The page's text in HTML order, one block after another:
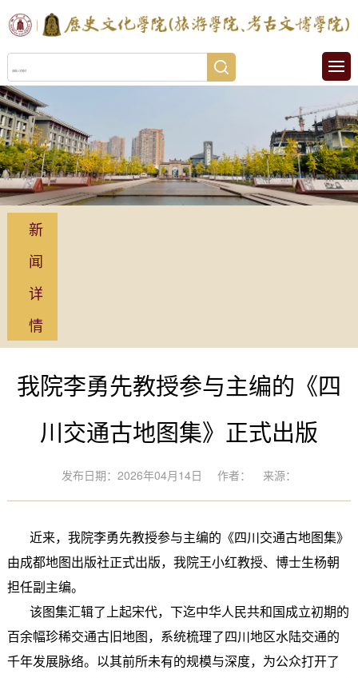
新
闻
详
情
我院李勇先教授参与主编的《四
川交通古地图集》正式出版
发布日期：2026年04月14日 作者： 来源：
近来，我院李勇先教授参与主编的《四川交通古地图集》
由成都地图出版社正式出版，我院王小红教授、博士生杨朝
担任副主编。
该图集汇辑了上起宋代，下迄中华人民共和国成立初期的
百余幅珍稀交通古旧地图，系统梳理了四川地区水陆交通的
千年发展脉络。以其前所未有的规模与深度，为公众打开了